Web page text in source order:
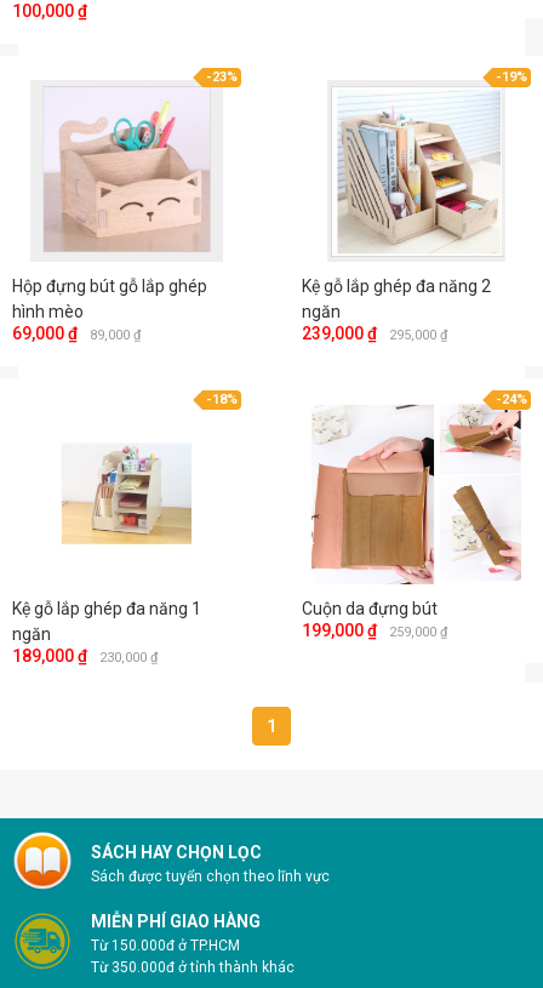
100,000 ₫
Hộp đựng bút gỗ lắp ghép
hình mèo
69,000 ₫
89,000 ₫
-23%
Kệ gỗ lắp ghép đa năng 2
ngăn
239,000 ₫
295,000 ₫
-19%
Kệ gỗ lắp ghép đa năng 1
ngăn
189,000 ₫
230,000 ₫
-18%
Cuộn da đựng bút
199,000 ₫
259,000 ₫
-24%
1
SÁCH HAY CHỌN LỌC
Sách được tuyển chọn theo lĩnh vực
MIỄN PHÍ GIAO HÀNG
Từ 150.000đ ở TP.HCM
Từ 350.000đ ở tỉnh thành khác